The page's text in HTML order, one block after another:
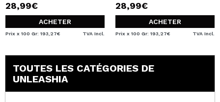
28,99€
ACHETER
Prix x 100 Gr: 193,27€ TVA Incl.
28,99€
ACHETER
Prix x 100 Gr: 193,27€ TVA Incl.
TOUTES LES CATÉGORIES DE
UNLEASHIA